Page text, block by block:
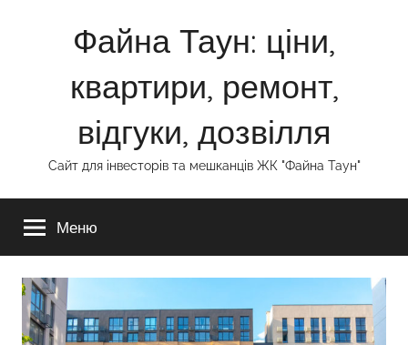
Файна Таун: ціни,
квартири, ремонт,
відгуки, дозвілля
Сайт для інвесторів та мешканців ЖК "Файна Таун"
Меню